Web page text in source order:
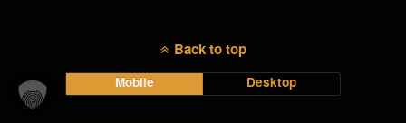
Back to top
Mobile Desktop